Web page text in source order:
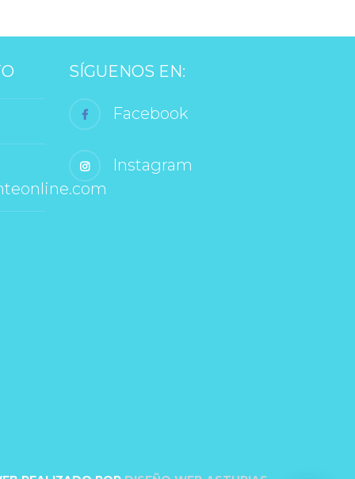
SÍGUENOS EN:
Facebook
Instagram